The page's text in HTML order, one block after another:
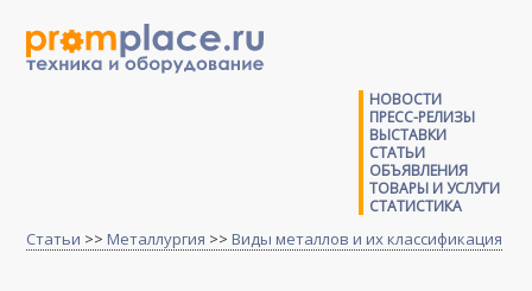
НОВОСТИ
ПРЕСС-РЕЛИЗЫ
ВЫСТАВКИ
СТАТЬИ
ОБЪЯВЛЕНИЯ
ТОВАРЫ И УСЛУГИ
СТАТИСТИКА
Статьи >> Металлургия >> Виды металлов и их классификация